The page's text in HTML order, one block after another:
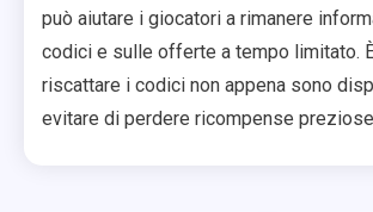
può aiutare i giocatori a rimanere
codici e sulle offerte a tempo limitato.
riscattare i codici non appena sono
evitare di perdere ricompense